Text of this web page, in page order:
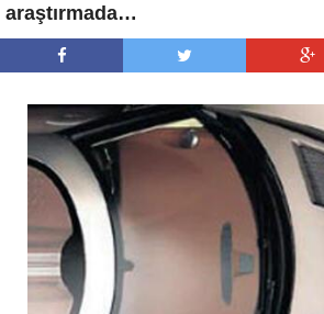
araştırmada…